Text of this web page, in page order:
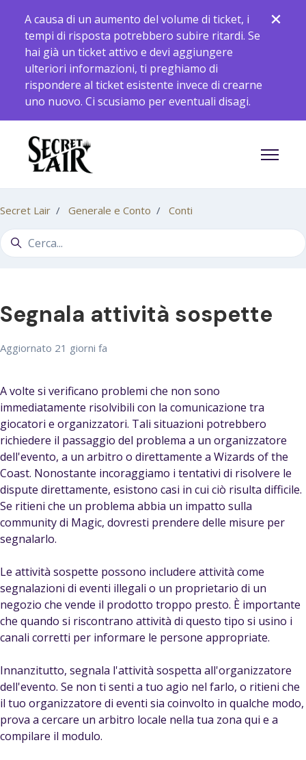
A causa di un aumento del volume di ticket, i
tempi di risposta potrebbero subire ritardi. Se
hai già un ticket attivo e devi aggiungere
ulteriori informazioni, ti preghiamo di
rispondere al ticket esistente invece di crearne
uno nuovo. Ci scusiamo per eventuali disagi.
Alterna
Secret Lair Generale e Conto Conti
Ricerca
Segnala attività sospette
Aggiornato 21 giorni fa
A volte si verificano problemi che non sono
immediatamente risolvibili con la comunicazione tra
giocatori e organizzatori. Tali situazioni potrebbero
richiedere il passaggio del problema a un organizzatore
dell'evento, a un arbitro o direttamente a Wizards of the
Coast. Nonostante incoraggiamo i tentativi di risolvere le
dispute direttamente, esistono casi in cui ciò risulta difficile.
Se ritieni che un problema abbia un impatto sulla
community di Magic, dovresti prendere delle misure per
segnalarlo.
Le attività sospette possono includere attività come
segnalazioni di eventi illegali o un proprietario di un
negozio che vende il prodotto troppo presto. È importante
che quando si riscontrano attività di questo tipo si usino i
canali corretti per informare le persone appropriate.
Innanzitutto, segnala l'attività sospetta all'organizzatore
dell'evento. Se non ti senti a tuo agio nel farlo, o ritieni che
il tuo organizzatore di eventi sia coinvolto in qualche modo,
prova a cercare un arbitro locale nella tua zona qui e a
compilare il modulo.